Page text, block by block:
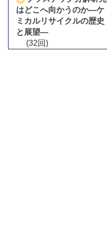
はどこへ向かうのか―ケ
ミカルリサイクルの歴史
と展望―
(32回)